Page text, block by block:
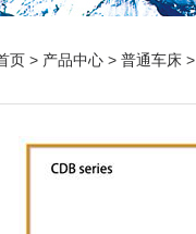
页 > 产品中心 > 普通车床 >